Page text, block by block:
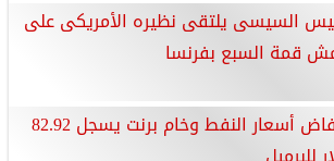
السيسى يلتقى نظيره الأمريكى على
قمة السبع بفرنسا
انخفاض أسعار النفط وخام برنت يسجل ‌82.92